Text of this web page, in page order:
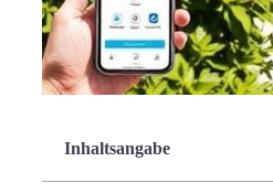
Inhaltsangabe